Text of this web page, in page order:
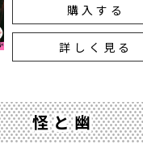
購入する
詳しく見る
怪と幽